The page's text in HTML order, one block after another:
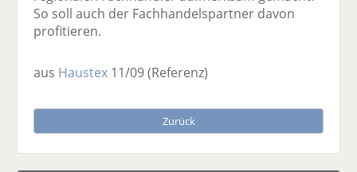
So soll auch der Fachhandelspartner davon
profitieren.
aus Haustex 11/09(Referenz)
Zurück